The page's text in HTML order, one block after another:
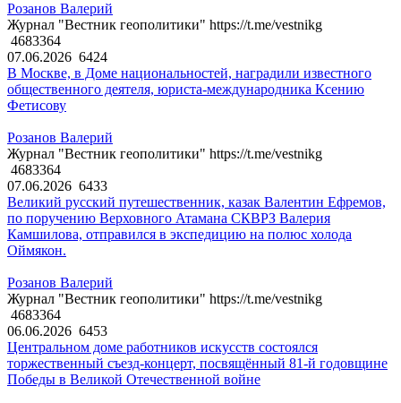
Розанов Валерий
Журнал "Вестник геополитики" https://t.me/vestnikg
4683364
07.06.2026 6424
В Москве, в Доме национальностей, наградили известного
общественного деятеля, юриста-международника Ксению
Фетисову
Розанов Валерий
Журнал "Вестник геополитики" https://t.me/vestnikg
4683364
07.06.2026 6433
Великий русский путешественник, казак Валентин Ефремов,
по поручению Верховного Атамана СКВРЗ Валерия
Камшилова, отправился в экспедицию на полюс холода
Оймякон.
Розанов Валерий
Журнал "Вестник геополитики" https://t.me/vestnikg
4683364
06.06.2026 6453
Центральном доме работников искусств состоялся
торжественный съезд-концерт, посвящённый 81-й годовщине
Победы в Великой Отечественной войне